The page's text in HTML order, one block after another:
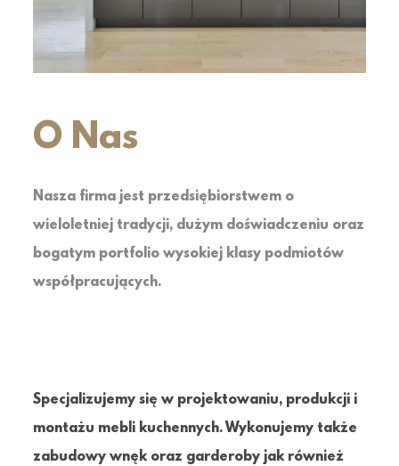
O Nas
Nasza firma jest przedsiębiorstwem o
wieloletniej tradycji, dużym doświadczeniu oraz
bogatym portfolio wysokiej klasy podmiotów
współpracujących.
Specjalizujemy się w projektowaniu, produkcji i
montażu mebli kuchennych. Wykonujemy także
zabudowy wnęk oraz garderoby jak również